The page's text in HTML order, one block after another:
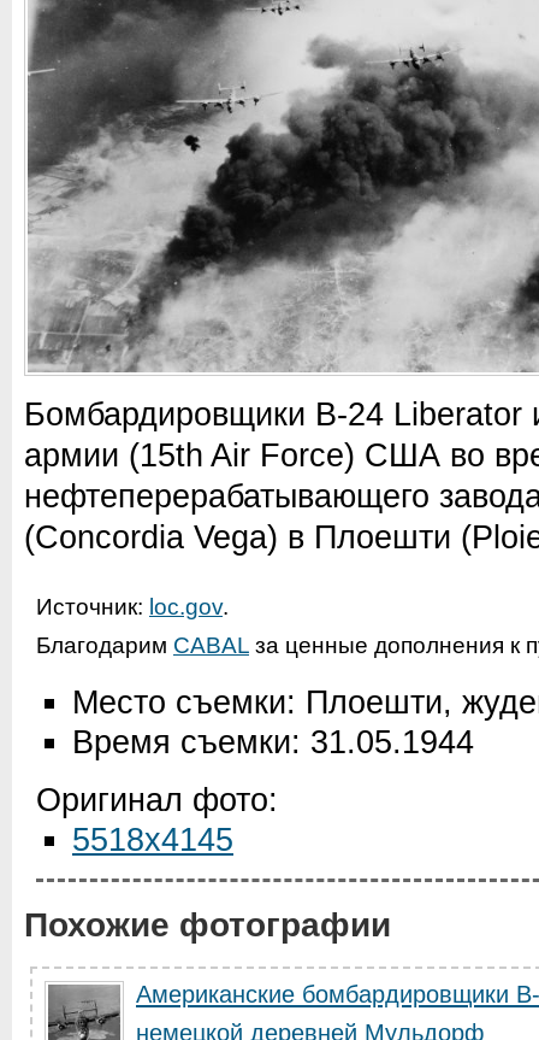
Бомбардировщики B-24 Liberator
армии (15th Air Force) США во
нефтеперерабатывающего
(Concordia Vega) в Плоешти
Источник: loc.gov.
Благодарим CABAL за ценные дополнения к
Место съемки: Плоешти,
Время съемки: 31.05.1944
Оригинал фото:
5518x4145
Похожие фотографии
Американские бомбардировщики
немецкой деревней Мульдорф